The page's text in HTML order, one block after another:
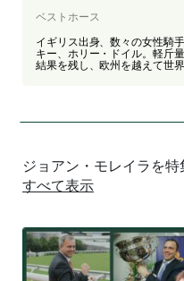
ベストホース
イギリス出身、数々の女性騎
キー、ホリー・ドイル。軽斤
結果を残し、欧州を越えて世
ジョアン・モレイラを
すべて表示